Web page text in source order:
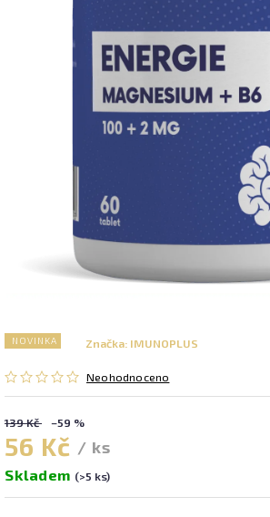
NOVINKA
Neohodnoceno
Značka: IMUNOPLUS
139 Kč –59 %
56 Kč / ks
Skladem (>5 ks)